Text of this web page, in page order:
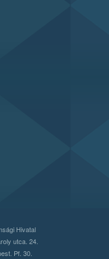
Hivatal
utca. 24.
Pf. 30.